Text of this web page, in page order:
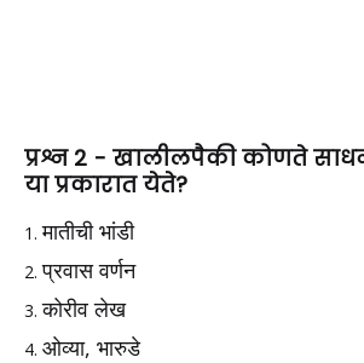
प्रश्न 2 - खालीलपैकी कोणते
या प्रकारात येते?
मातीची भांडी
प्रवास वर्णन
कोरीव लेख
ओव्या, भारुडे